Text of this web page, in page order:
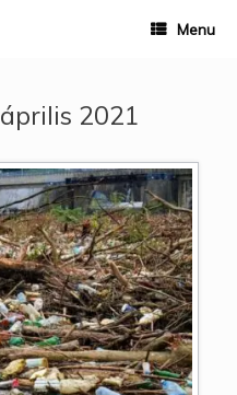
Menu
április 2021